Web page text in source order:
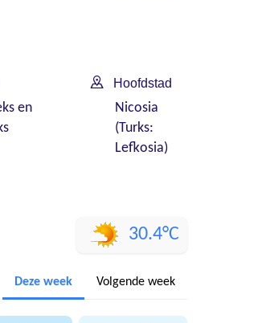
en
Hoofdstad
Nicosia
(Turks:
Lefkosia)
30.4°C
Deze week Volgende week